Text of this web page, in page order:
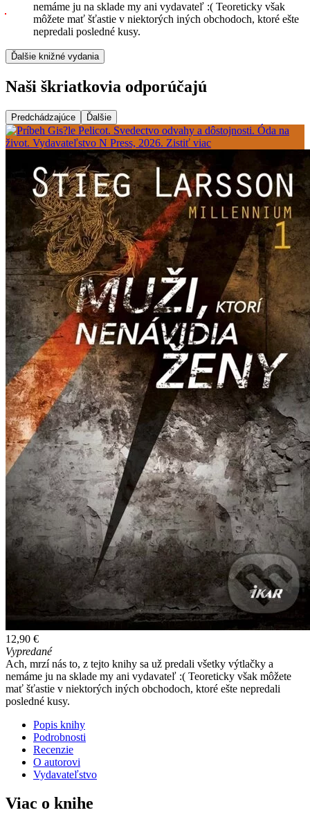
nemáme ju na sklade my ani vydavateľ :( Teoreticky však
môžete mať šťastie v niektorých iných obchodoch, ktoré ešte
nepredali posledné kusy.
Ďalšie knižné vydania
Naši škriatkovia odporúčajú
Predchádzajúce Ďalšie
12,90 €
Vypredané
Ach, mrzí nás to, z tejto knihy sa už predali všetky výtlačky a
nemáme ju na sklade my ani vydavateľ :( Teoreticky však môžete
mať šťastie v niektorých iných obchodoch, ktoré ešte nepredali
posledné kusy.
Popis knihy
Podrobnosti
Recenzie
O autorovi
Vydavateľstvo
Viac o knihe